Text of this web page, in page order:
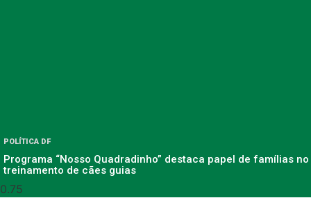
POLÍTICA DF
Programa “Nosso Quadradinho” destaca papel de famílias no
treinamento de cães guias